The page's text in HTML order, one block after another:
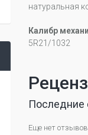
натуральная
Калибр
5R21/1032
Последние
Еще нет